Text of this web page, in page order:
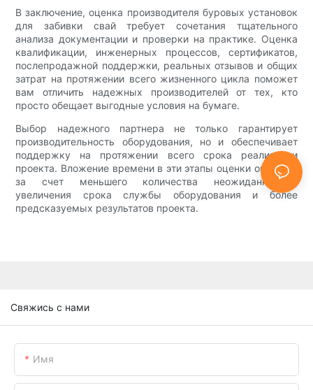
В заключение, оценка производителя буровых установок
для забивки свай требует сочетания тщательного
анализа документации и проверки на практике. Оценка
квалификации, инженерных процессов, сертификатов,
послепродажной поддержки, реальных отзывов и общих
затрат на протяжении всего жизненного цикла поможет
вам отличить надежных производителей от тех, кто
просто обещает выгодные условия на бумаге.
Выбор надежного партнера не только гарантирует
производительность оборудования, но и обеспечивает
поддержку на протяжении всего срока реализации
проекта. Вложение времени в эти этапы оценки окупится
за счет меньшего количества неожиданностей,
увеличения срока службы оборудования и более
предсказуемых результатов проекта.
Свяжись с нами
Имя